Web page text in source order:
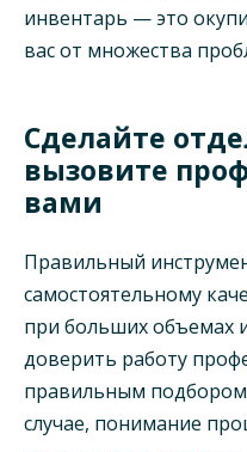
инвентарь — это
вас от множества
Сделайте
вызовите
вами
Правильный
самостоятельному
при больших объемах
доверить работу
правильным
случае, понимание